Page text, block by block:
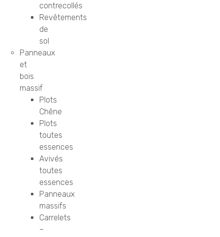
contrecollés
Revêtements
de
sol
Panneaux
et
bois
massif
Plots
Chêne
Plots
toutes
essences
Avivés
toutes
essences
Panneaux
massifs
Carrelets
–